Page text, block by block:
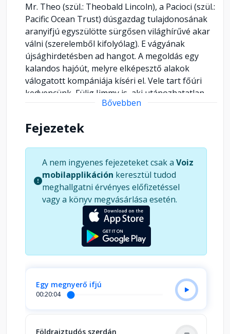
Mr. Theo (szül.: Theobald Lincoln), a Pacioci (szül.:
Pacific Ocean Trust) dúsgazdag tulajdonosának
aranyifjú egyszülötte sürgősen világhírűvé akar
válni (szerelemből kifolyólag). E vágyának
újsághirdetésben ad hangot. A megoldás egy
kalandos hajóút, melyre elképesztő alakok
válogatott kompániája kíséri el. Vele tart főúri
kedvencünk, Fülig Jimmy is, aki utánozhatatlan
stílusban számol be az eseményekről
című történetben megismert „Samtantónijó”
Bővebben
Fejezetek
A nem ingyenes fejezeteket csak a Voiz
mobilapplikáción keresztül tudod
meghallgatni érvényes előfizetéssel
vagy a könyv megvásárlása esetén.
Egy megnyerő ifjú
00:20:04
Földrajztudós szerdán